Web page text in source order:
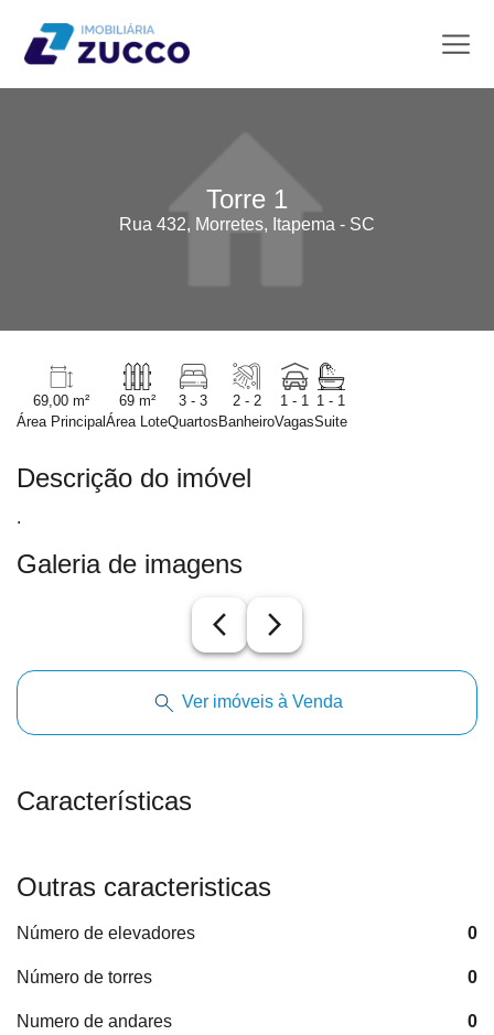
Torre 1
Rua 432, Morretes, Itapema - SC
69,00 m²
Área Principal
69 m²
Área Lote
3 - 3
Quartos
2 - 2
Banheiro
1 - 1
Vagas
1 - 1
Suite
Descrição do imóvel
.
Galeria de imagens
arrow_back_ios_new arrow_forward_ios
Ver imóveis à Venda
Características
Outras caracteristicas
Número de elevadores 0
Número de torres 0
Numero de andares 0